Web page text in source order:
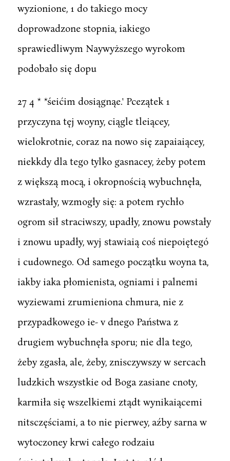
wyzionione, 1 do takiego mocy
doprowadzone stopnia, iakiego
sprawiedliwym Naywyższego wyrokom
podobało się dopu
27 4 * *śeićim dosiągnąe.' Pcezątek 1
przyczyna tęj woyny, ciągle tleiącey,
wielokrotnie, coraz na nowo się zapaiaiącey,
niekkdy dla tego tylko gasnacey, żeby potem
z większą mocą, i okropnością wybuchnęła,
wzrastały, wzmogły się: a potem rychło
ogrom sił straciwszy, upadły, znowu powstały
i znowu upadły, wyj stawiaią coś niepoiętegó
i cudownego. Od samego początku woyna ta,
iakby iaka płomienista, ogniami i palnemi
wyziewami zrumieniona chmura, nie z
przypadkowego ie- v dnego Państwa z
drugiem wybuchnęła sporu; nie dla tego,
żeby zgasła, ale, żeby, znisczywszy w sercach
ludzkich wszystkie od Boga zasiane cnoty,
karmiła się wszelkiemi ztądt wynikaiącemi
nitsczęściami, a to nie pierwey, aźby sarna w
wytoczoney krwi całego rodzaiu